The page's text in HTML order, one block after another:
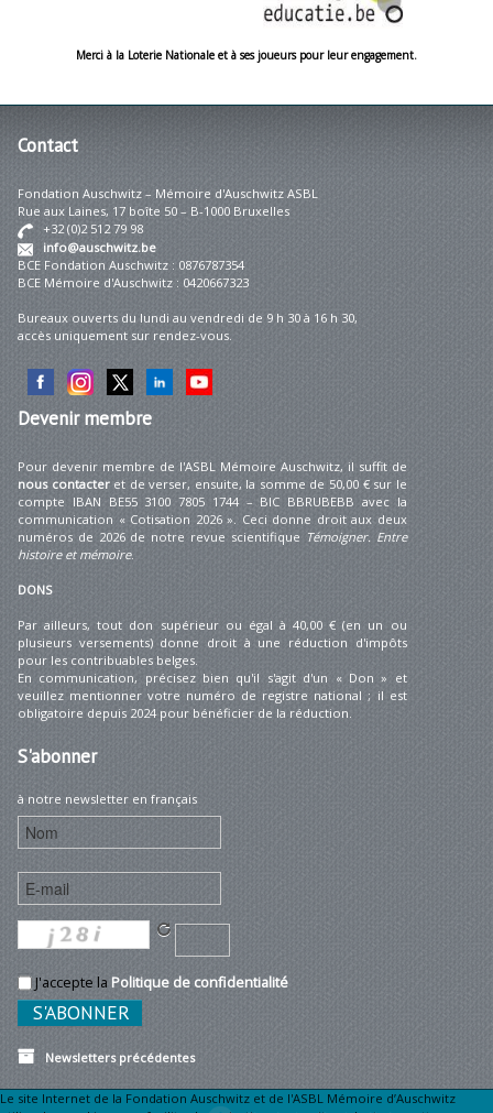
Merci à la Loterie Nationale et à ses joueurs pour leur engagement.
Contact
Fondation Auschwitz – Mémoire d'Auschwitz ASBL
Rue aux Laines, 17 boîte 50 – B-1000 Bruxelles
+32 (0)2 512 79 98
info@auschwitz.be
BCE Fondation Auschwitz : 0876787354
BCE Mémoire d'Auschwitz : 0420667323
Bureaux ouverts du lundi au vendredi de 9 h 30 à 16 h 30,
accès uniquement sur rendez-vous.
Devenirmembre
Pour devenir membre de l'ASBL Mémoire Auschwitz, il suffit de
nous contacteret de verser, ensuite, la somme de 50,00 € sur le
compte IBAN BE55 3100 7805 1744 – BIC BBRUBEBB avec la
communication « Cotisation 2026 ». Ceci donne droit aux deux
numéros de 2026 de notre revue scientifique Témoigner. Entre
histoire et mémoire.
DONS
Par ailleurs, tout don supérieur ou égal à 40,00 € (en un ou
plusieurs versements) donne droit à une réduction d'impôts
pour les contribuables belges.
En communication, précisez bien qu'il s'agit d'un « Don » et
veuillez mentionner votre numéro de registre national ; il est
obligatoire depuis 2024 pour bénéficier de la réduction.
S'abonner
à notre newsletter en français
J'accepte la Politique de confidentialité
Newsletters précédentes
Le site Internet de la Fondation Auschwitz et de l'ASBL Mémoire d’Auschwitz